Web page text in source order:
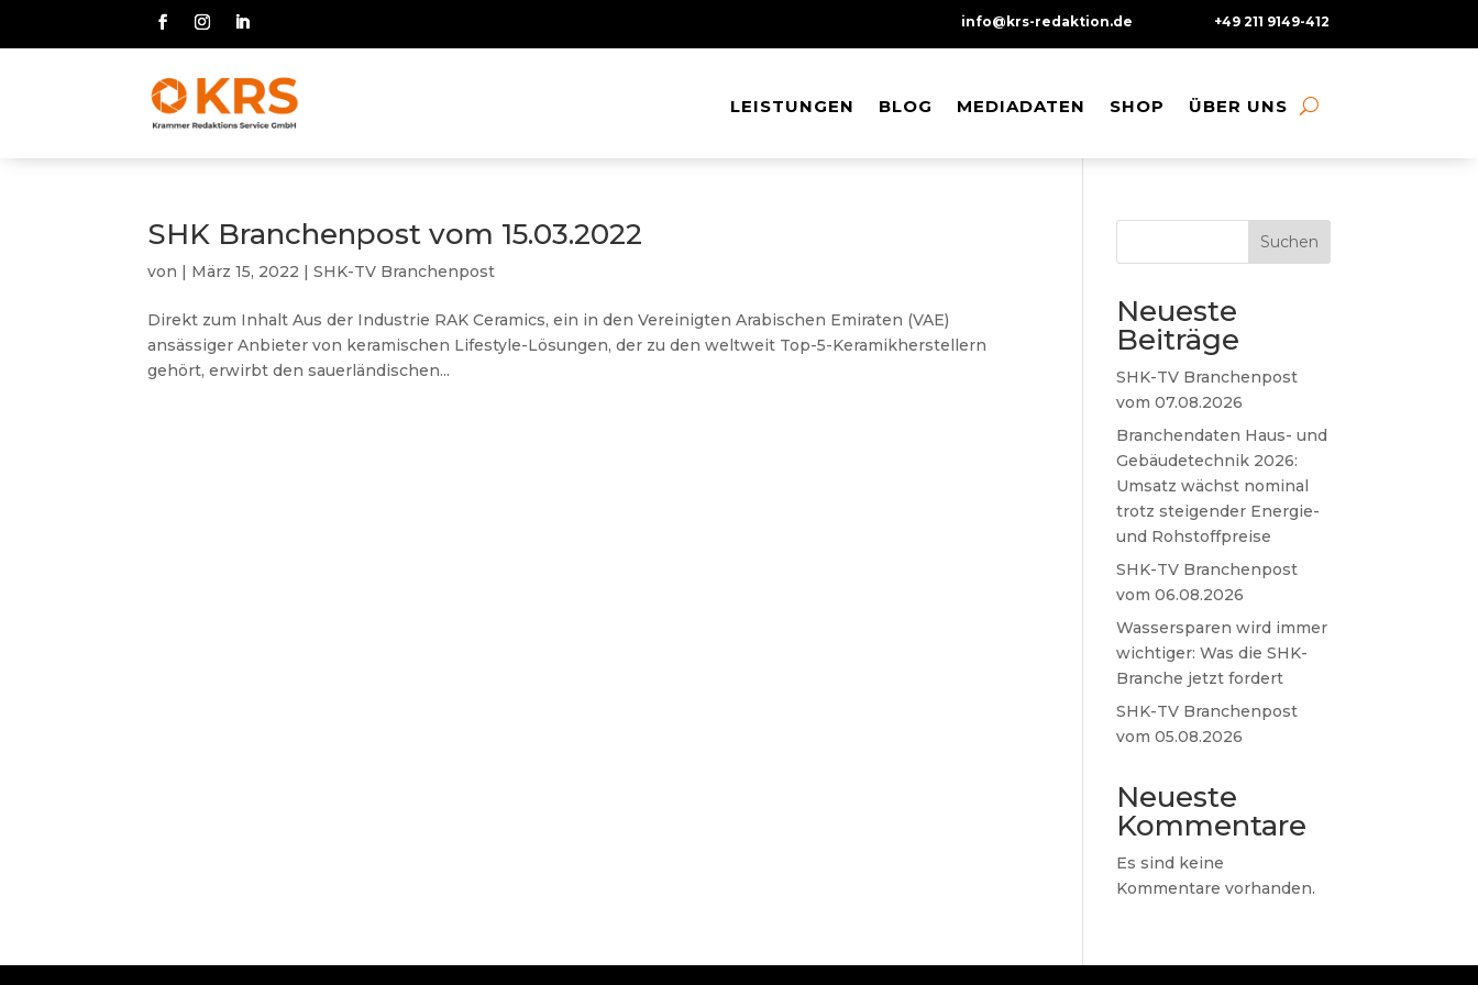
info@krs-redaktion.de +49 211 9149-412
LEISTUNGEN BLOG MEDIADATEN SHOP ÜBER UNS
LEISTUNGEN BLOG MEDIADATEN SHOP ÜBER UNS
SHK Branchenpost vom 15.03.2022
von | März 15, 2022 |SHK-TV Branchenpost
Direkt zum Inhalt Aus der Industrie RAK Ceramics, ein in den Vereinigten Arabischen Emiraten (VAE)
ansässiger Anbieter von keramischen Lifestyle-Lösungen, der zu den weltweit Top-5-Keramikherstellern
gehört, erwirbt den sauerländischen...
Suchen
Neueste
Beiträge
SHK-TV Branchenpost
vom 07.08.2026
Branchendaten Haus- und
Gebäudetechnik 2026:
Umsatz wächst nominal
trotz steigender Energie-
und Rohstoffpreise
SHK-TV Branchenpost
vom 06.08.2026
Wassersparen wird immer
wichtiger: Was die SHK-
Branche jetzt fordert
SHK-TV Branchenpost
vom 05.08.2026
Neueste
Kommentare
Es sind keine
Kommentare vorhanden.